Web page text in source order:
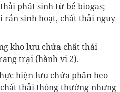
phát sinh từ bể biogas;
rắn sinh hoạt, chất thải nguy
kho lưu chứa chất thải
trại (hành vi 2).
hiện lưu chứa phân heo
thải thông thường nhưng